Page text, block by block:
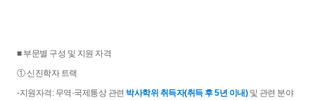
■ 부문별 구성 및 지원 자격
① 신진학자 트랙
-지원자격: 무역·국제통상 관련 박사학위 취득자(취득 후 5년 이내)및 관련 분야